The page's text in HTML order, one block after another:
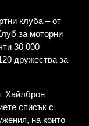
клуба – от
за моторни
30 000
дружества за
Хайлброн
списък с
на които